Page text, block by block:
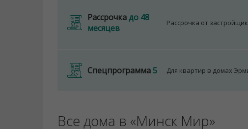
Рассрочкадо 48
месяцев
Рассрочка от
Спецпрограмма5 Для квартир в домах
Все дома в «Минск Мир»